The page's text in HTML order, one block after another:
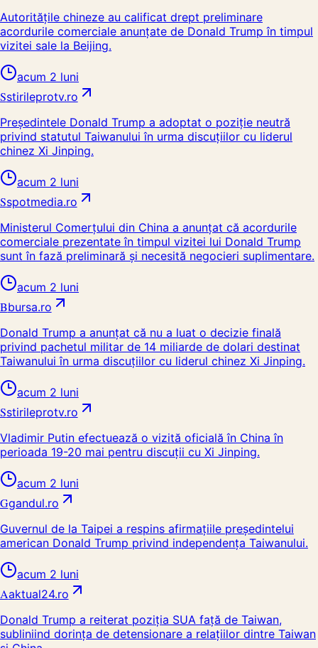
Autoritățile chineze au calificat drept preliminare
acordurile comerciale anunțate de Donald Trump în timpul
vizitei sale la Beijing.
acum 2 luni
Sstirileprotv.ro
Președintele Donald Trump a adoptat o poziție neutră
privind statutul Taiwanului în urma discuțiilor cu liderul
chinez Xi Jinping.
acum 2 luni
Sspotmedia.ro
Ministerul Comerțului din China a anunțat că acordurile
comerciale prezentate în timpul vizitei lui Donald Trump
sunt în fază preliminară și necesită negocieri suplimentare.
acum 2 luni
Bbursa.ro
Donald Trump a anunțat că nu a luat o decizie finală
privind pachetul militar de 14 miliarde de dolari destinat
Taiwanului în urma discuțiilor cu liderul chinez Xi Jinping.
acum 2 luni
Sstirileprotv.ro
Vladimir Putin efectuează o vizită oficială în China în
perioada 19-20 mai pentru discuții cu Xi Jinping.
acum 2 luni
Ggandul.ro
Guvernul de la Taipei a respins afirmațiile președintelui
american Donald Trump privind independența Taiwanului.
acum 2 luni
Aaktual24.ro
Donald Trump a reiterat poziția SUA față de Taiwan,
subliniind dorința de detensionare a relațiilor dintre Taiwan